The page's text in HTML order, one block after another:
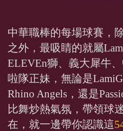
中華職棒的每場球賽，
之外，最吸睛的就屬
ELEVEn獅、義大犀牛
啦隊正妹，無論是
Rhino Angels，還是
比舞炒熱氣氛，帶領球
在，就一邊帶你認識這